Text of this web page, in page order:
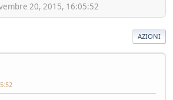
20, 2015, 16:05:52
AZIONI